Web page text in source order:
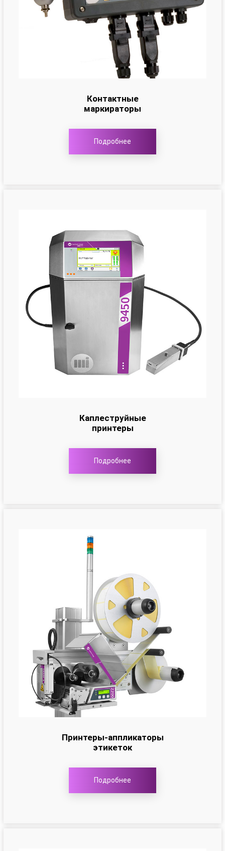
Контактные
маркираторы
Подробнее
Каплеструйные
принтеры
Подробнее
Принтеры-аппликаторы
этикеток
Подробнее